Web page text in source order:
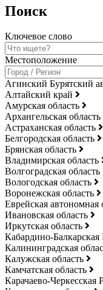
Поиск
Ключевое слово
Местоположение
Агинский Бурятский
Алтайский край
Амурская область
Архангельская область
Астраханская область
Белгородская область
Брянская область
Владимирская область
Волгоградская область
Вологодская область
Воронежская область
Еврейская автономная
Ивановская область
Иркутская область
Кабардино-Балкарская
Калининградская
Калужская область
Камчатская область
Карачаево-Черкесская